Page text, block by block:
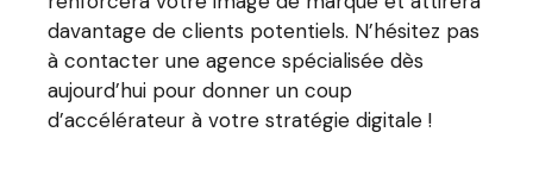
davantage de clients potentiels. N’hésitez pas
à contacter une agence spécialisée dès
aujourd’hui pour donner un coup
d’accélérateur à votre stratégie digitale !